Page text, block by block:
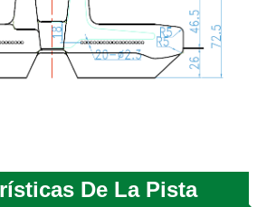
De La Pista